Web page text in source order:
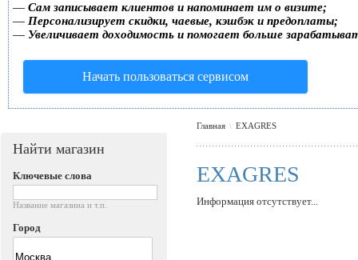
— Сам записывает клиентов и напоминает им о визите;
— Персонализирует скидки, чаевые, кэшбэк и предоплаты;
— Увеличивает доходимость и помогает больше
Начать пользоваться сервисом
Главная \ EXAGRES
EXAGRES
Информация отсутствует...
Найти магазин
Ключевые слова
Название магазина и т.п.
Город